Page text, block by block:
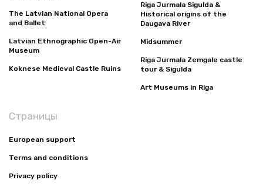
The Latvian National Opera
and Ballet
Latvian Ethnographic Open-Air
Museum
Koknese Medieval Castle Ruins
Riga Jurmala Sigulda &
Historical origins of the
Daugava River
Midsummer
Riga Jurmala Zemgale castle
tour & Sigulda
Art Museums in Riga
Страницы
European support
Terms and conditions
Privacy policy